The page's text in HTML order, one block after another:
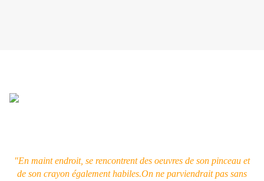
"En maint endroit, se rencontrent des oeuvres de son pinceau et
de son crayon également habiles.On ne parviendrait pas sans